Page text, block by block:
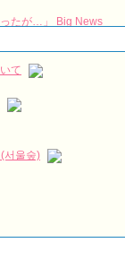
ったが…」 Big News
を謝罪 Big News
창시절) | 편 먹고 갈래
ヒョンビン❤️ソンイ
て
서울숲)